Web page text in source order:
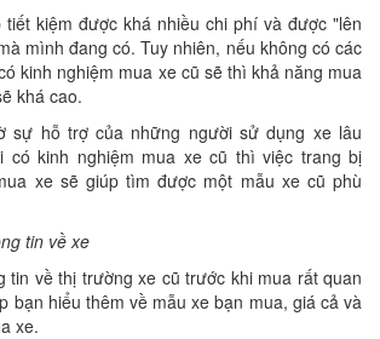
tiết kiệm được khá nhiều chi phí và được "lên
mình đang có. Tuy nhiên, nếu không có các
kinh nghiệm mua xe cũ sẽ thì khả năng mua
khá cao.
sự hỗ trợ của những người sử dụng xe lâu
có kinh nghiệm mua xe cũ thì việc trang bị
xe sẽ giúp tìm được một mẫu xe cũ phù
tin về xe
tin về thị trường xe cũ trước khi mua rất quan
bạn hiểu thêm về mẫu xe bạn mua, giá cả và
xe.